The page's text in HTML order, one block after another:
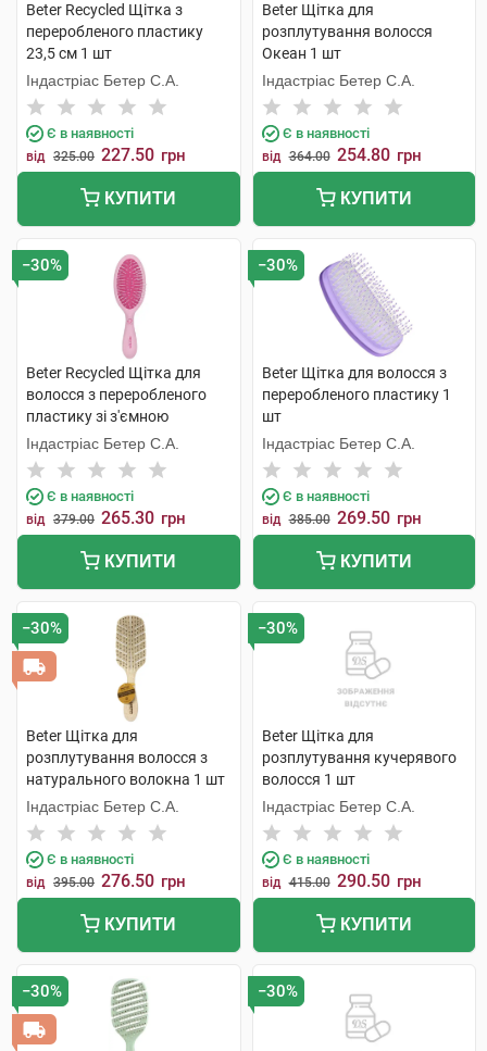
Beter Recycled Щітка з
переробленого пластику
23,5 см 1 шт
Індастріас Бетер С.А.
Є в наявності
від 325.00 227.50 грн
КУПИТИ
Beter Щітка для
розплутування волосся
Океан 1 шт
Індастріас Бетер С.А.
Є в наявності
від 364.00 254.80 грн
КУПИТИ
−30%
Beter Recycled Щітка для
волосся з переробленого
пластику зі з'ємною
подушечкою 22,5 см 1 шт
Індастріас Бетер С.А.
Є в наявності
від 379.00 265.30 грн
КУПИТИ
−30%
Beter Щітка для волосся з
переробленого пластику 1
шт
Індастріас Бетер С.А.
Є в наявності
від 385.00 269.50 грн
КУПИТИ
−30%
Beter Щітка для
розплутування волосся з
натурального волокна 1 шт
Індастріас Бетер С.А.
Є в наявності
від 395.00 276.50 грн
КУПИТИ
−30%
Beter Щітка для
розплутування кучерявого
волосся 1 шт
Індастріас Бетер С.А.
Є в наявності
від 415.00 290.50 грн
КУПИТИ
−30% −30%